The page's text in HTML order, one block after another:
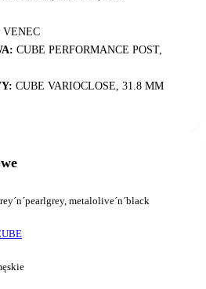
VENEC
CUBE PERFORMANCE POST,
CUBE VARIOCLOSE, 31.8 MM
metalolive´n´black